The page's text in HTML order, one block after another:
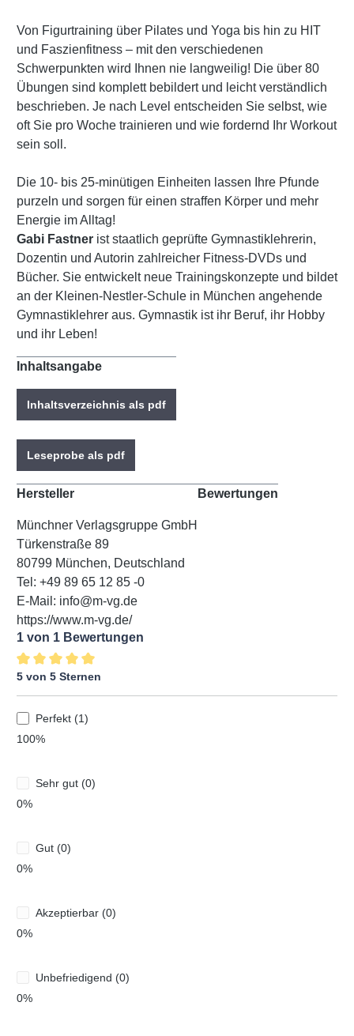
Von Figurtraining über Pilates und Yoga bis hin zu HIT
und Faszienfitness – mit den verschiedenen
Schwerpunkten wird Ihnen nie langweilig! Die über 80
Übungen sind komplett bebildert und leicht verständlich
beschrieben. Je nach Level entscheiden Sie selbst, wie
oft Sie pro Woche trainieren und wie fordernd Ihr Workout
sein soll.
Die 10- bis 25-minütigen Einheiten lassen Ihre Pfunde
purzeln und sorgen für einen straffen Körper und mehr
Energie im Alltag!
Gabi Fastner ist staatlich geprüfte Gymnastiklehrerin,
Dozentin und Autorin zahlreicher Fitness-DVDs und
Bücher. Sie entwickelt neue Trainingskonzepte und bildet
an der Kleinen-Nestler-Schule in München angehende
Gymnastiklehrer aus. Gymnastik ist ihr Beruf, ihr Hobby
und ihr Leben!
Inhaltsangabe
Inhaltsverzeichnis als pdf
Leseprobe als pdf
Hersteller
Münchner Verlagsgruppe GmbH
Türkenstraße 89
80799 München, Deutschland
Tel: +49 89 65 12 85 -0
E-Mail: info@m-vg.de
https://www.m-vg.de/
Bewertungen
1 von 1 Bewertungen
Durchschnittliche Bewertung von 5 von 5 Sternen
5 von 5 Sternen
Perfekt (1)
100%
Sehr gut (0)
0%
Gut (0)
0%
Akzeptierbar (0)
0%
Unbefriedigend (0)
0%